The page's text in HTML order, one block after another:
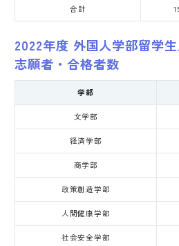
合計
2022年度 外国人学部留学生
志願者・合格者数
学部
文学部
経済学部
商学部
政策創造学部
人間健康学部
社会安全学部